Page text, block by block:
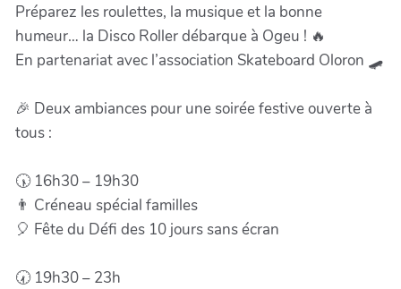
Préparez les roulettes, la musique et la bonne
humeur… la Disco Roller débarque à Ogeu ! 🔥
En partenariat avec l’association Skateboard Oloron 🛹
🎉 Deux ambiances pour une soirée festive ouverte à
tous :
🕠 16h30 – 19h30
👨 Créneau spécial familles
🎈 Fête du Défi des 10 jours sans écran
🕢 19h30 – 23h